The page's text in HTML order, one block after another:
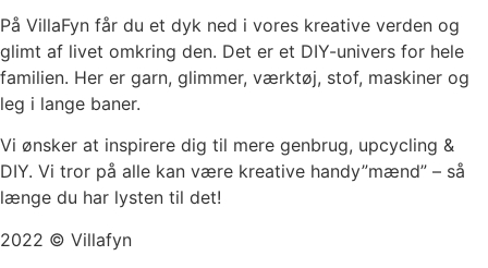
På VillaFyn får du et dyk ned i vores kreative verden og
glimt af livet omkring den. Det er et DIY-univers for hele
familien. Her er garn, glimmer, værktøj, stof, maskiner og
leg i lange baner.
Vi ønsker at inspirere dig til mere genbrug, upcycling &
DIY. Vi tror på alle kan være kreative handy”mænd” – så
længe du har lysten til det!
2022 © Villafyn